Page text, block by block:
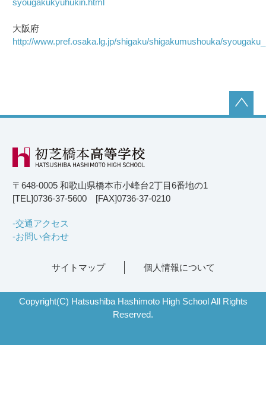
syougakukyuhukin.html
大阪府
http://www.pref.osaka.lg.jp/shigaku/shigakumushouka/
〒648-0005 和歌山県橋本市小峰台2丁目6番地の1
[TEL]0736-37-5600 [FAX]0736-37-0210
交通アクセス
お問い合わせ
サイトマップ 個人情報について
Copyright(C) Hatsushiba Hashimoto High School All Rights
Reserved.